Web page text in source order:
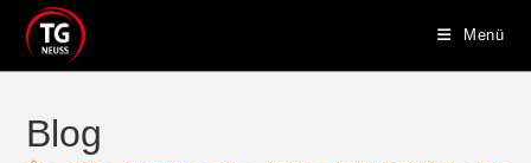
Inhalt
springen
Menü
Blog